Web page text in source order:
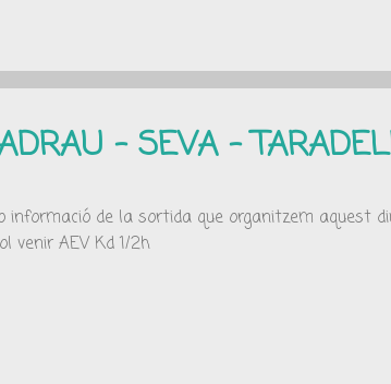
más de 1.800 áreas protegidas que significan
- SEVA -
informació de la sortida que organitzem aquest
venir AEV Kd 1/2h